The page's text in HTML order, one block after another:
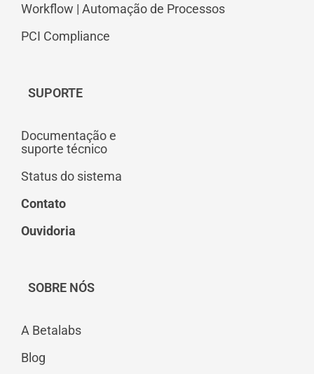
Workflow | Automação de Processos
PCI Compliance
SUPORTE
Documentação e
suporte técnico
Status do sistema
Contato
Ouvidoria
SOBRE NÓS
A Betalabs
Blog